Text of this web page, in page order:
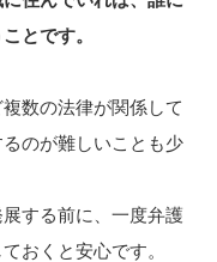
とです。
数の法律が関係して
のが難しいことも少
する前に、一度弁護
おくと安心です。